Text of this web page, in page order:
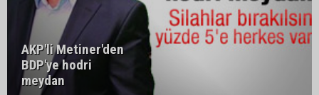
AKP'li Metiner'den
BDP'ye hodri
meydan